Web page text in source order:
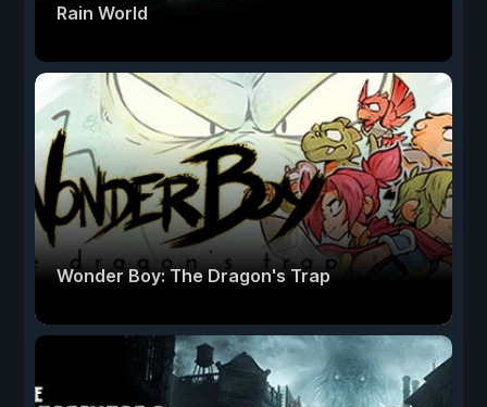
Rain World
Wonder Boy: The Dragon's Trap